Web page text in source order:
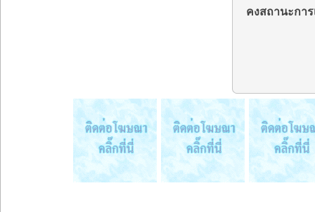
คงสถานะกา